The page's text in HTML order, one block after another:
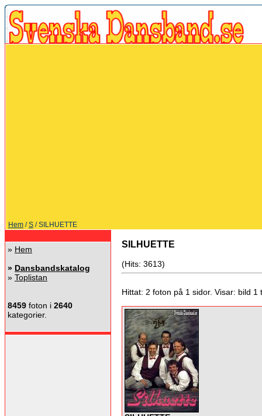
Hem /S / SILHUETTE
» Hem
» Dansbandskatalog
» Toplistan
8459 foton i 2640
kategorier.
SILHUETTE
(Hits: 3613)
Hittat: 2 foton på 1 sidor. Visar: bild 1